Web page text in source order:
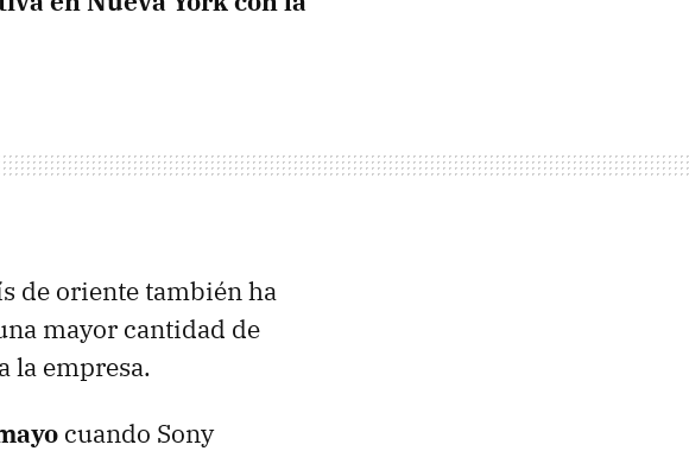
de oriente también ha
mayor cantidad de
la empresa.
cuando Sony